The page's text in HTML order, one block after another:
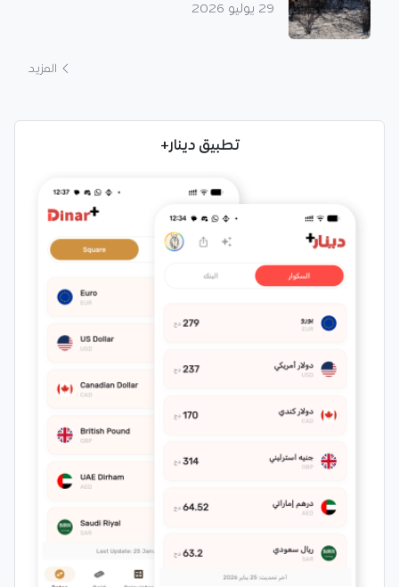
29 يوليو 2026
المزيد
تطبيق دينار+